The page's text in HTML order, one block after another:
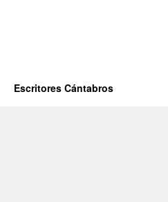
Escritores Cántabros